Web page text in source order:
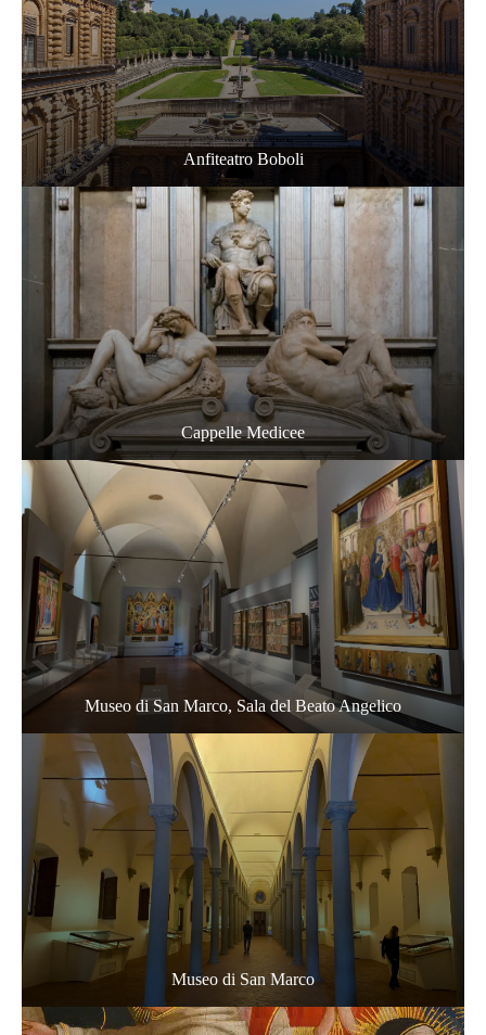
Anfiteatro Boboli
Cappelle Medicee
Museo di San Marco, Sala del Beato Angelico
Museo di San Marco